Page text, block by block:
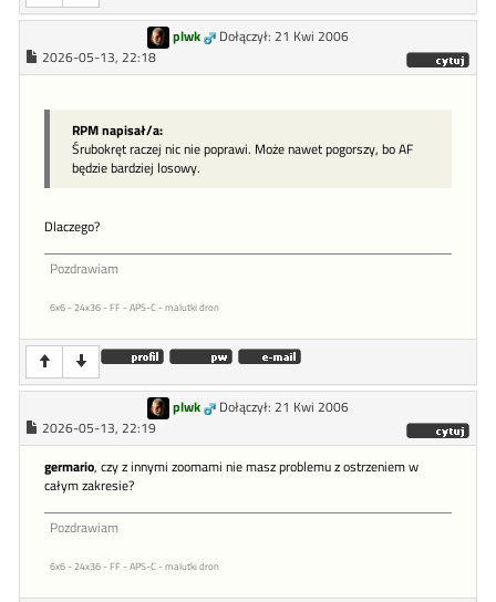
plwk
Dołączył: 21 Kwi 2006
2026-05-13, 22:18
RPM napisał/a:
Śrubokręt raczej nic nie poprawi. Może nawet pogorszy, bo AF
będzie bardziej losowy.
Dlaczego?
Pozdrawiam
6x6 - 24x36 - FF - APS-C - malutki dron
plwk
Dołączył: 21 Kwi 2006
2026-05-13, 22:19
germario, czy z innymi zoomami nie masz problemu z ostrzeniem w
całym zakresie?
Pozdrawiam
6x6 - 24x36 - FF - APS-C - malutki dron